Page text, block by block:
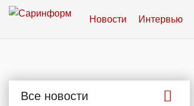
Новости Интервью
Все новости